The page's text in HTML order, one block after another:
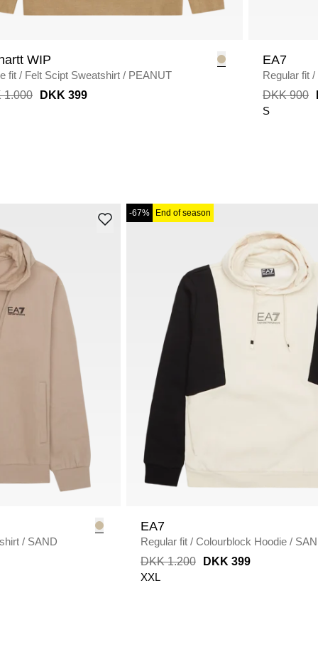
WIP
fit / Felt Scipt Sweatshirt / PEANUT
1.000
DKK 399
EA7
Regular fit /
DKK 900
S
/ SAND
-67% End of season
EA7
Regular fit / Colourblock Hoodie /
DKK 1.200
DKK 399
XXL